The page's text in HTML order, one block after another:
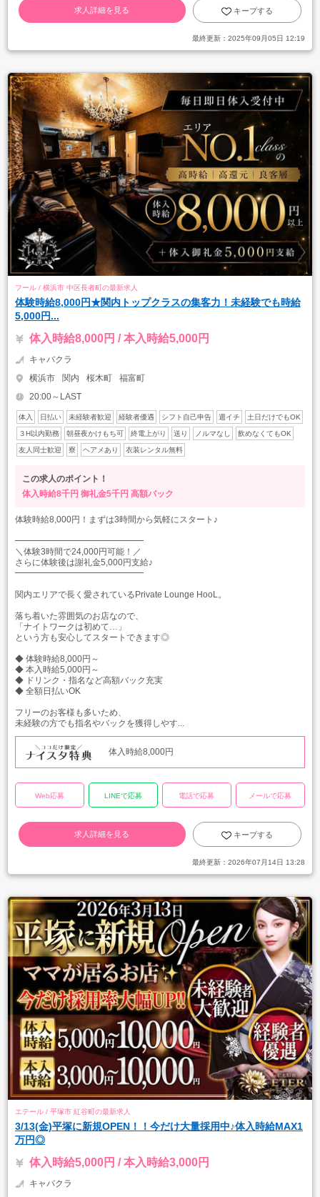
求人詳細を見る キープする
最終更新： 2025年09月05日 12:19
フール / 横浜市 中区長者町の最新求人
体験時給8,000円★関内トップクラスの集客力！未経験でも時給
5,000円...
体入時給8,000円 / 本入時給5,000円
キャバクラ
横浜市
関内 桜木町
福富町
20:00～LAST
体入 日払い 未経験者歓迎 経験者優遇 シフト自己申告 週イチ 土日だけでもOK
３H以内勤務 朝昼夜かけもち可 終電上がり 送り ノルマなし 飲めなくてもOK
友人同士歓迎 寮 ヘアメあり 衣装レンタル無料
この求人のポイント！
体入時給8千円 御礼金5千円 高額バック
体験時給8,000円！まずは3時間から気軽にスタート♪
━━━━━━━━━━━━━━━
＼体験3時間で24,000円可能！／
さらに体験後は謝礼金5,000円支給♪
━━━━━━━━━━━━━━━
関内エリアで長く愛されているPrivate Lounge HooL。
落ち着いた雰囲気のお店なので、
「ナイトワークは初めて…」
という方も安心してスタートできます◎
◆ 体験時給8,000円～
◆ 本入時給5,000円～
◆ ドリンク・指名など高額バック充実
◆ 全額日払いOK
フリーのお客様も多いため、
未経験の方でも指名やバックを獲得しやす...
体入時給8,000円
Web応募 LINEで応募 電話で応募 メールで応募
求人詳細を見る キープする
最終更新： 2026年07月14日 13:28
エテール / 平塚市 紅谷町の最新求人
3/13(金)平塚に新規OPEN！！今だけ大量採用中♪体入時給MAX1
万円◎
体入時給5,000円 / 本入時給3,000円
キャバクラ